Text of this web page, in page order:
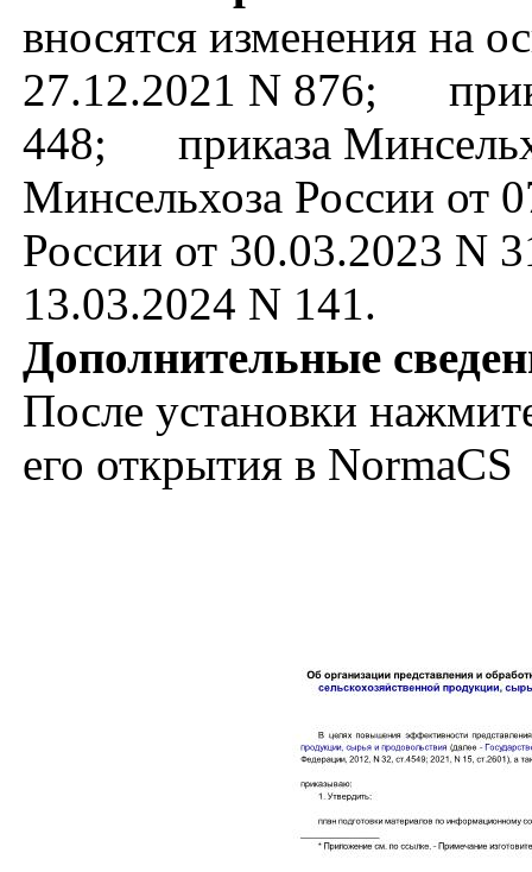
вносятся изменения на
27.12.2021 N 876;
448; приказа
Минсельхоза России
России от 30.03.2023 N
13.03.2024 N 141.
Дополнительные
После установки
его открытия в NormaCS